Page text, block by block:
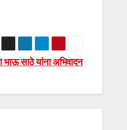
साठे यांना अभिवादन